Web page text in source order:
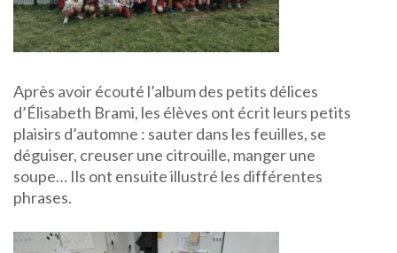
Après avoir écouté l’album des petits délices
d’Élisabeth Brami, les élèves ont écrit leurs petits
plaisirs d’automne : sauter dans les feuilles, se
déguiser, creuser une citrouille, manger une
soupe… Ils ont ensuite illustré les différentes
phrases.